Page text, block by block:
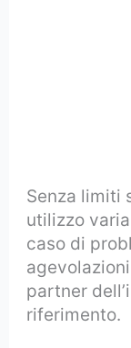
Senza limiti
utilizzo
caso di
partner
riferimento.